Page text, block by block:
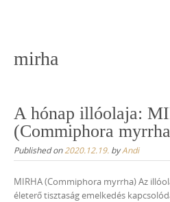
mirha
A hónap illóolaja:
(Commiphora
Published on2020.12.19. byAndi
MIRHA (Commiphora myrrha) Az
életerő tisztaság emelkedés